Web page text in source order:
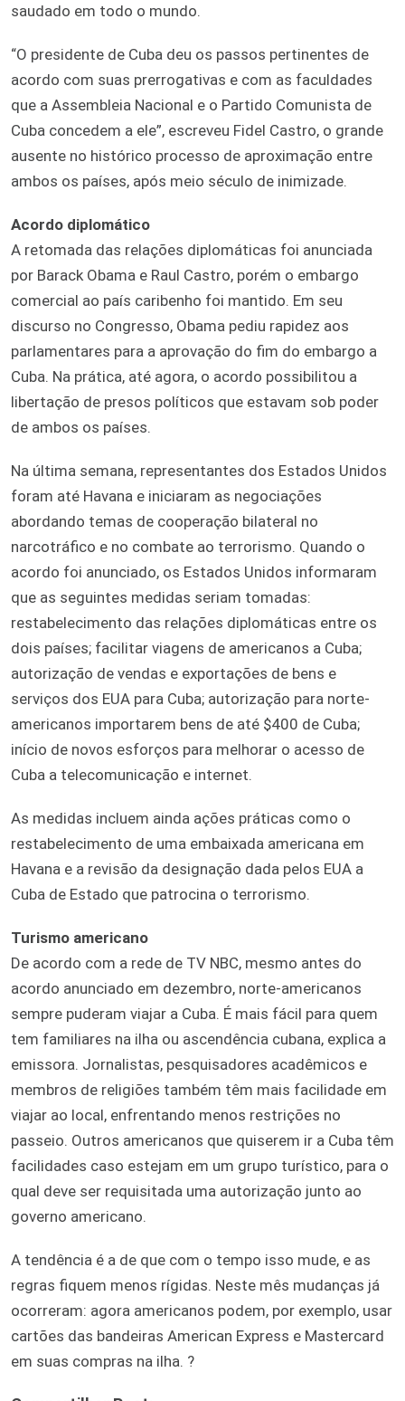
saudado em todo o mundo.
“O presidente de Cuba deu os passos pertinentes de
acordo com suas prerrogativas e com as faculdades
que a Assembleia Nacional e o Partido Comunista de
Cuba concedem a ele”, escreveu Fidel Castro, o grande
ausente no histórico processo de aproximação entre
ambos os países, após meio século de inimizade.
Acordo diplomático
A retomada das relações diplomáticas foi anunciada
por Barack Obama e Raul Castro, porém o embargo
comercial ao país caribenho foi mantido. Em seu
discurso no Congresso, Obama pediu rapidez aos
parlamentares para a aprovação do fim do embargo a
Cuba. Na prática, até agora, o acordo possibilitou a
libertação de presos políticos que estavam sob poder
de ambos os países.
Na última semana, representantes dos Estados Unidos
foram até Havana e iniciaram as negociações
abordando temas de cooperação bilateral no
narcotráfico e no combate ao terrorismo. Quando o
acordo foi anunciado, os Estados Unidos informaram
que as seguintes medidas seriam tomadas:
restabelecimento das relações diplomáticas entre os
dois países; facilitar viagens de americanos a Cuba;
autorização de vendas e exportações de bens e
serviços dos EUA para Cuba; autorização para norte-
americanos importarem bens de até $400 de Cuba;
início de novos esforços para melhorar o acesso de
Cuba a telecomunicação e internet.
As medidas incluem ainda ações práticas como o
restabelecimento de uma embaixada americana em
Havana e a revisão da designação dada pelos EUA a
Cuba de Estado que patrocina o terrorismo.
Turismo americano
De acordo com a rede de TV NBC, mesmo antes do
acordo anunciado em dezembro, norte-americanos
sempre puderam viajar a Cuba. É mais fácil para quem
tem familiares na ilha ou ascendência cubana, explica a
emissora. Jornalistas, pesquisadores acadêmicos e
membros de religiões também têm mais facilidade em
viajar ao local, enfrentando menos restrições no
passeio. Outros americanos que quiserem ir a Cuba têm
facilidades caso estejam em um grupo turístico, para o
qual deve ser requisitada uma autorização junto ao
governo americano.
A tendência é a de que com o tempo isso mude, e as
regras fiquem menos rígidas. Neste mês mudanças já
ocorreram: agora americanos podem, por exemplo, usar
cartões das bandeiras American Express e Mastercard
em suas compras na ilha. ?